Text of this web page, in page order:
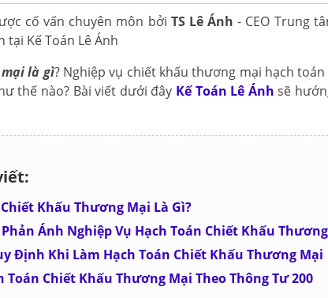
cố vấn chuyên môn bởi TS Lê Ánh - CEO Trung
tại Kế Toán Lê Ánh
là gì? Nghiệp vụ chiết khấu thương mại hạch
thế nào? Bài viết dưới đây Kế Toán Lê Ánh sẽ
Khấu Thương Mại Là Gì?
Ánh Nghiệp Vụ Hạch Toán Chiết Khấu
Định Khi Làm Hạch Toán Chiết Khấu Thương Mại
Toán Chiết Khấu Thương Mại Theo Thông Tư 200